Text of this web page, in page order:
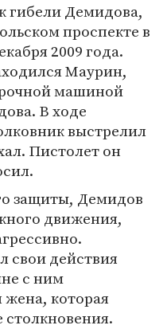
гибели Демидова,
проспекте в
2009 года.
Маурин,
машиной
В ходе
выстрелил
Пистолет он
защиты, Демидов
движения,
свои действия
с ним
жена, которая
столкновения.